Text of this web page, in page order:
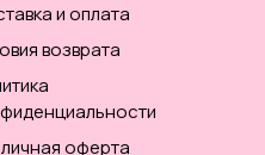
и оплата
возврата
оферта